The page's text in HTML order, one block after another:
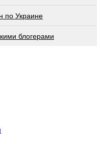
по Украине
блогерами